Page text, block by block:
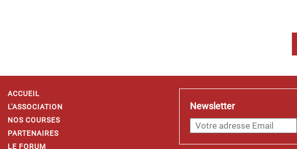
ACCUEIL
L'ASSOCIATION
NOS COURSES
PARTENAIRES
LE FORUM
Newsletter